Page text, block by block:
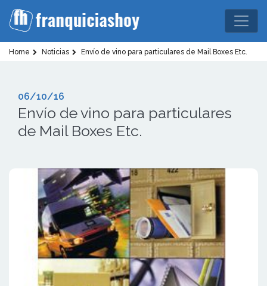
Home Noticias Envío de vino para particulares de Mail Boxes Etc.
06/10/16
Envío de vino para particulares
de Mail Boxes Etc.